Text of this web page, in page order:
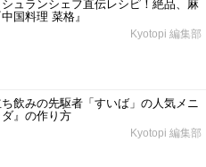
シュランシェフ直伝レシピ！絶品、麻
国料理 菜格』
Kyotopi 編集部
飲みの先駆者「すいば」の人気メニ
』の作り方
Kyotopi 編集部